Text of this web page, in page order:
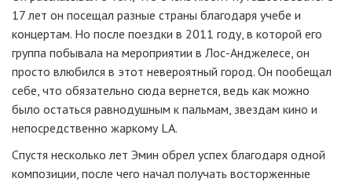
17 лет он посещал разные страны благодаря учебе и
концертам. Но после поездки в 2011 году, в которой его
группа побывала на мероприятии в Лос-Анджелесе, он
просто влюбился в этот невероятный город. Он пообещал
себе, что обязательно сюда вернется, ведь как можно
было остаться равнодушным к пальмам, звездам кино и
непосредственно жаркому LA.
Спустя несколько лет Эмин обрел успех благодаря одной
композиции, после чего начал получать восторженные